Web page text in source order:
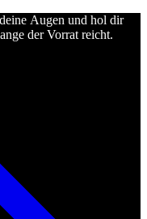
Augen und hol dir
der Vorrat reicht.